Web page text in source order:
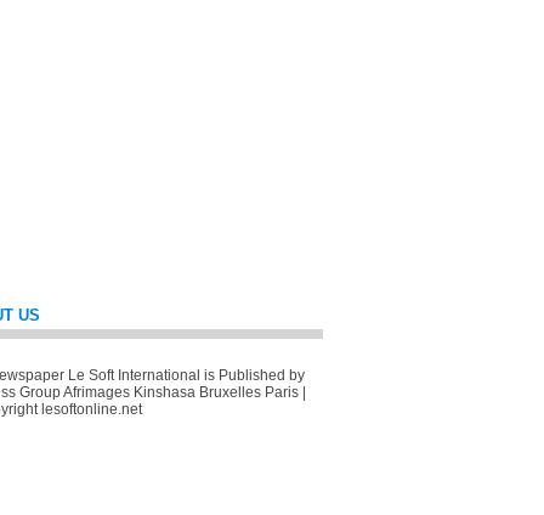
US
Le Soft International is Published by
Group Afrimages Kinshasa Bruxelles Paris |
lesoftonline.net